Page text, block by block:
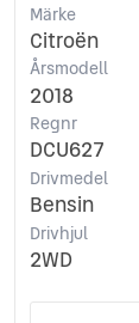
Märke
Citroën
Årsmodell
2018
Regnr
DCU627
Drivmedel
Bensin
Drivhjul
2WD